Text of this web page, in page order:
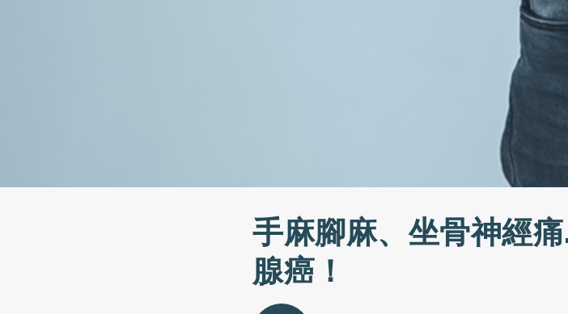
手麻腳麻、坐骨神經
腺癌！